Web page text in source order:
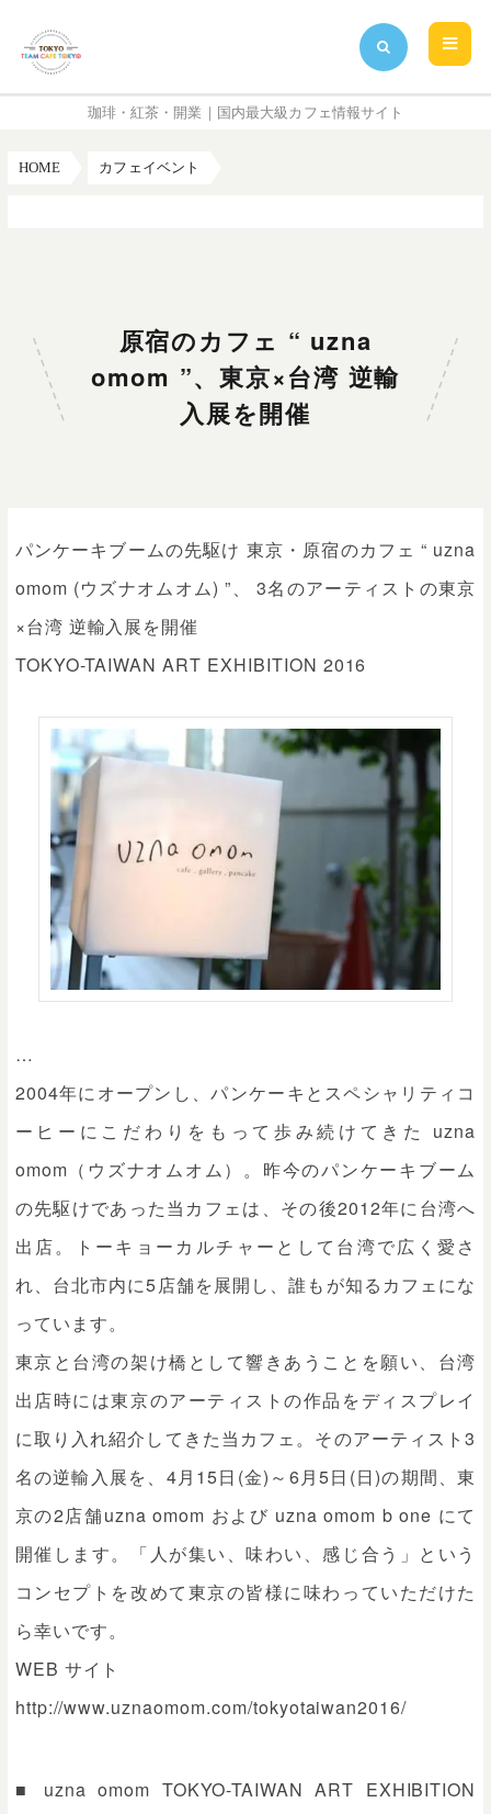
珈琲・紅茶・開業｜国内最大級カフェ情報サイト
HOME カフェイベント
原宿のカフェ “ uzna
omom ”、東京×台湾 逆輸
入展を開催
パンケーキブームの先駆け 東京・原宿のカフェ “ uzna
omom (ウズナオムオム) ”、 3名のアーティストの東京
×台湾 逆輸入展を開催
TOKYO-TAIWAN ART EXHIBITION 2016
…
2004年にオープンし、パンケーキとスペシャリティコ
ーヒーにこだわりをもって歩み続けてきた uzna
omom（ウズナオムオム）。昨今のパンケーキブーム
の先駆けであった当カフェは、その後2012年に台湾へ
出店。トーキョーカルチャーとして台湾で広く愛さ
れ、台北市内に5店舗を展開し、誰もが知るカフェにな
っています。
東京と台湾の架け橋として響きあうことを願い、台湾
出店時には東京のアーティストの作品をディスプレイ
に取り入れ紹介してきた当カフェ。そのアーティスト3
名の逆輸入展を、4月15日(金)～6月5日(日)の期間、東
京の2店舗uzna omom および uzna omom b one にて
開催します。「人が集い、味わい、感じ合う」という
コンセプトを改めて東京の皆様に味わっていただけた
ら幸いです。
WEB サイト
http://www.uznaomom.com/tokyotaiwan2016/
■ uzna omom TOKYO-TAIWAN ART EXHIBITION